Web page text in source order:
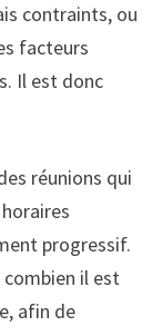
contraints, ou
facteurs
Il est donc
réunions qui
progressif.
il est
afin de